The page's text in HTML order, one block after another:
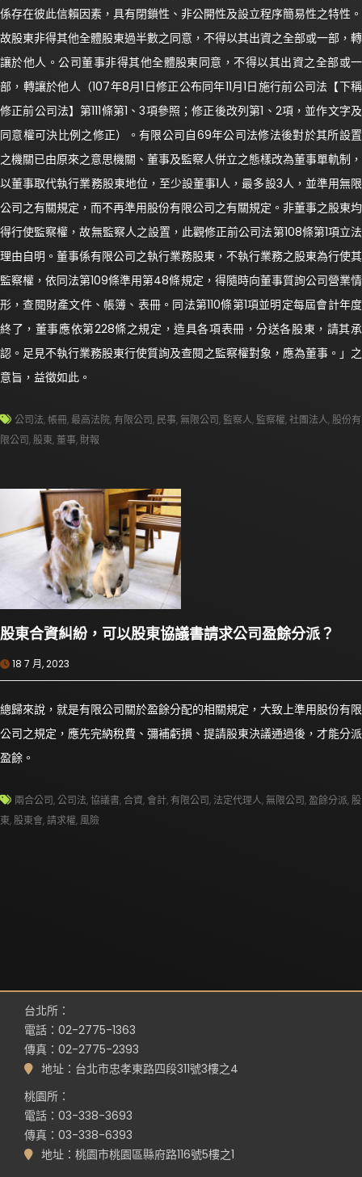
係存在彼此信賴因素，具有閉鎖性、非公開性及設立程序簡易性之特性。
故股東非得其他全體股東過半數之同意，不得以其出資之全部或一部，轉
讓於他人。公司董事非得其他全體股東同意，不得以其出資之全部或一
部，轉讓於他人（107年8月1日修正公布同年11月1日施行前公司法【下稱
修正前公司法】第111條第1、3項參照；修正後改列第1、2項，並作文字及
同意權可決比例之修正）。有限公司自69年公司法修法後對於其所設置
之機關已由原來之意思機關、董事及監察人併立之態樣改為董事單軌制，
以董事取代執行業務股東地位，至少設董事1人，最多設3人，並準用無限
公司之有關規定，而不再準用股份有限公司之有關規定。非董事之股東均
得行使監察權，故無監察人之設置，此觀修正前公司法第108條第1項立法
理由自明。董事係有限公司之執行業務股東，不執行業務之股東為行使其
監察權，依同法第109條準用第48條規定，得隨時向董事質詢公司營業情
形，查閱財產文件、帳簿、表冊。同法第110條第1項並明定每屆會計年度
終了，董事應依第228條之規定，造具各項表冊，分送各股東，請其承
認。足見不執行業務股東行使質詢及查閱之監察權對象，應為董事。」之
意旨，益徵如此。
公司法, 帳冊,最高法院, 有限公司, 民事, 無限公司, 監察人, 監察權,社團法人,股份有
限公司,股東, 董事, 財報
股東合資糾紛，可以股東協議書請求公司盈餘分派？
18 7 月, 2023
總歸來說，就是有限公司關於盈餘分配的相關規定，大致上準用股份有限
公司之規定，應先完納稅費、彌補虧損、提請股東決議通過後，才能分派
盈餘。
兩合公司,公司法,協議書,合資, 會計, 有限公司, 法定代理人,無限公司, 盈餘分派,股
東,股東會,請求權, 風險
台北所：
電話：02-2775-1363
傳真：02-2775-2393
地址：台北市忠孝東路四段311號3樓之4
桃園所：
電話：03-338-3693
傳真：03-338-6393
地址：桃園市桃園區縣府路116號5樓之1